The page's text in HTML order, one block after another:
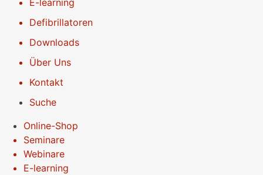
Defibrillatoren
Downloads
Über Uns
Kontakt
Suche
Online-Shop
Seminare
Webinare
E-learning